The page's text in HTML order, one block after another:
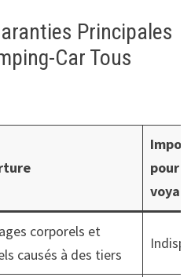
Principales
Car Tous
pour
corporels et
causés à des tiers